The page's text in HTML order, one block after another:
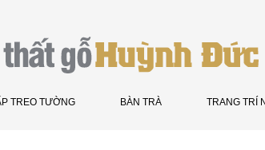
TREO TƯỜNG BÀN TRÀ TRANG TRÍ